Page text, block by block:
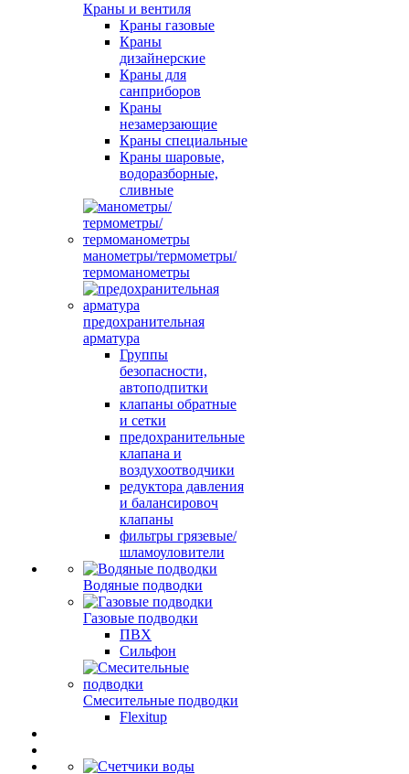
Краны и вентиля
Краны газовые
Краны
дизайнерские
Краны для
санприборов
Краны
незамерзающие
Краны специальные
Краны шаровые,
водоразборные,
сливные
манометры/термометры/
термоманометры
предохранительная
арматура
Группы
безопасности,
автоподпитки
клапаны обратные
и сетки
предохранительные
клапана и
воздухоотводчики
редуктора давления
и балансировоч
клапаны
фильтры грязевые/
шламоуловители
Водяные подводки
Газовые подводки
ПВХ
Сильфон
Смесительные подводки
Flexitup